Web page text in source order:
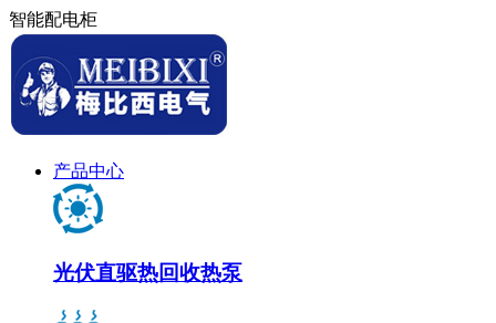
智能配电柜
产品中心
光伏直驱热回收热泵